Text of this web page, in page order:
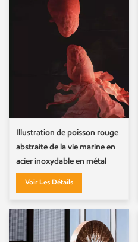
Illustration de poisson rouge
abstraite de la vie marine en
acier inoxydable en métal
personnalisé
Voir Les Détails